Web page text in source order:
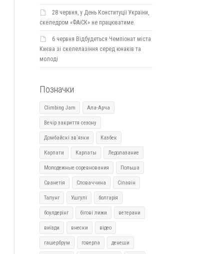
28 червня, у День Конституції України,
скеледром «ФАіСК» не працюватиме.
6 червня Відбудеться Чемпіонат міста
Києва зі скелелазіння серед юнаків та
молоді
Позначки
Climbing Jam Ала-Арча
Вечір закриття сезону
Домбайскі зв`язки Казбек
Карпати Карпаты Ледолазание
Молодежные соревнования Польша
Сванетія Словаччина Сіпавін
Талунг Ушгулі болгарія
боулдерінг бігові лижи ветерани
виїзди внески відео
гашербрум говерла денеши